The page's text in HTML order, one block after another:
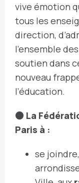
vive émotion
tous les
direction,
l’ensemble
soutien dans
nouveau
l’éducation.
⚫️ La
Paris à :
se